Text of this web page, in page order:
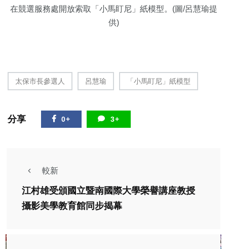
在競選服務處開放索取 「小馬盯尼」紙模型。(圖/呂慧瑜提
供)
太保市長參選人 呂慧瑜 「小馬盯尼」紙模型
分享 0+ 3+
較新
江村雄受頒國立暨南國際大學榮譽講座教授
攝影美學教育館同步揭幕